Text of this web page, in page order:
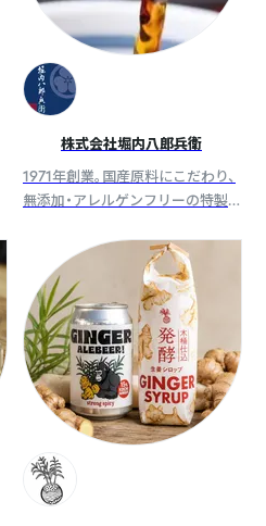
株式会社堀内八郎兵衛
1971年創業。国産原料にこだわり、
無添加・アレルゲンフリーの特製
の食卓に美味しさと安心をお届け
する食品ブランド。